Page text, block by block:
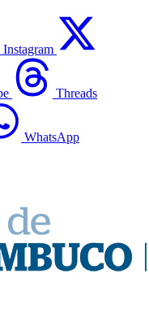
Instagram
Threads
WhatsApp